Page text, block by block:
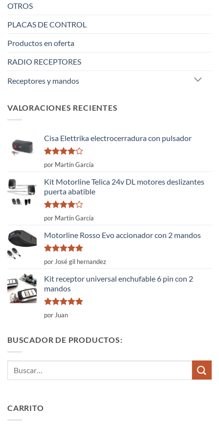
OTROS
PLACAS DE CONTROL
Productos en oferta
RADIO RECEPTORES
Receptores y mandos
VALORACIONES RECIENTES
Cisa Elettrika electrocerradura con pulsador
Valorado
con
5
por Martín García
Kit Motorline Telica 24v DL motores deslizantes
puerta abatible
Valorado
con
5
por Martín García
Motorline Rosso Evo accionador con 2 mandos
Valorado
con
de 5
por José gil hernandez
Kit receptor universal enchufable 6 pin con 2
mandos
Valorado
con
por Juan
BUSCADOR DE PRODUCTOS:
CARRITO